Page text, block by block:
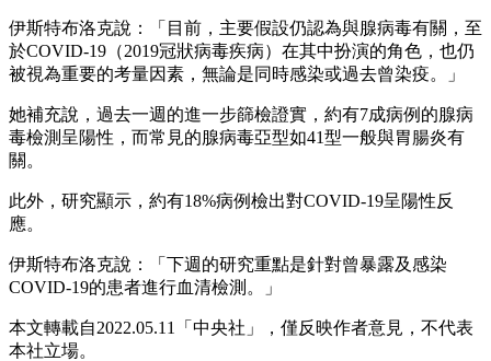
伊斯特布洛克說：「目前，主要假設仍認為與腺病毒有關，至
於COVID-19（2019冠狀病毒疾病）在其中扮演的角色，也仍
被視為重要的考量因素，無論是同時感染或過去曾染疫。」
她補充說，過去一週的進一步篩檢證實，約有7成病例的腺病
毒檢測呈陽性，而常見的腺病毒亞型如41型一般與胃腸炎有
關。
此外，研究顯示，約有18%病例檢出對COVID-19呈陽性反
應。
伊斯特布洛克說：「下週的研究重點是針對曾暴露及感染
COVID-19的患者進行血清檢測。」
本文轉載自2022.05.11「中央社」，僅反映作者意見，不代表
本社立場。